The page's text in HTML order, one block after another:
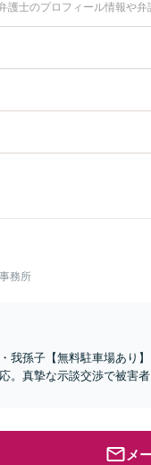
士のプロフィール情報や
トラブル解決の実績豊富
すめです。
務所
我孫子【無料駐車場あり
。真摯な示談交渉で被害
メ